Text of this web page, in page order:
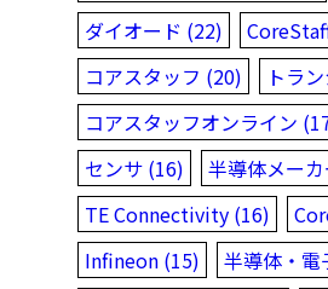
ダイオード (22)
コアスタッフ (20)
トラ
コアスタッフオンライン
センサ (16)
半導体メー
TE Connectivity (16)
Infineon (15)
半導体・電